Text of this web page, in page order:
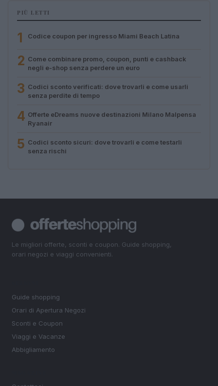
PIÙ LETTI
1 Codice coupon per ingresso Miami Beach Latina
2 Come combinare promo, coupon, punti e cashback
negli e-shop senza perdere un euro
3 Codici sconto verificati: dove trovarli e come usarli
senza perdite di tempo
4 Offerte eDreams nuove destinazioni Milano Malpensa
Ryanair
5 Codici sconto sicuri: dove trovarli e come testarli
senza rischi
Le migliori offerte, sconti e coupon. Guide shopping,
orari negozi e viaggi convenienti.
Guide shopping
Orari di Apertura Negozi
Sconti e Coupon
Viaggi e Vacanze
Abbigliamento